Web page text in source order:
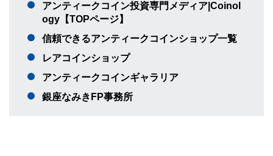
アンティークコイン投資専門メディア|Coinol
ogy【TOPページ】
信頼できるアンティークコインショップ一覧
レアコインショップ
アンティークコインギャラリア
銀座なみきFP事務所